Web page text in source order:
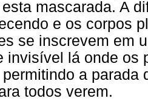
mascarada. A
e os corpos
se inscrevem em
invisível lá onde os
a parada
todos verem.